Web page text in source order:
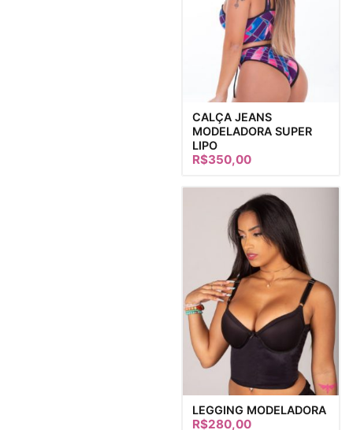
CALÇA JEANS
MODELADORA SUPER
LIPO
R$350,00
LEGGING MODELADORA
R$280,00